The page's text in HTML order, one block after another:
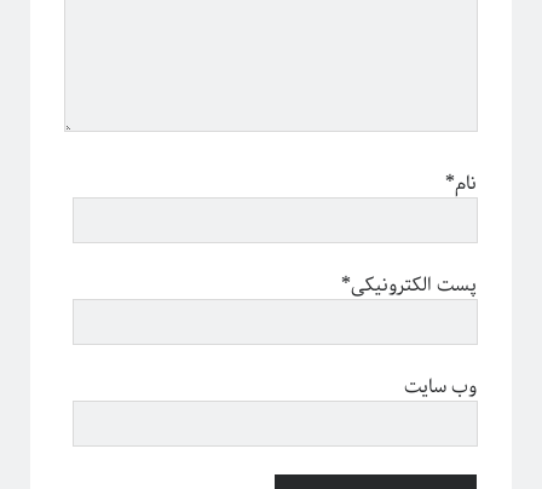
NonCommercial-ShareAlike 4.0 International License
نام*
پست الکترونیکی*
وب سایت